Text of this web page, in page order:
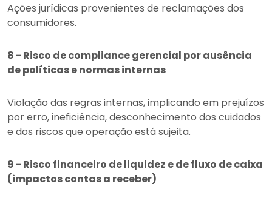
Ações jurídicas provenientes de reclamações dos
consumidores.
8 - Risco de compliance gerencial por ausência
de políticas e normas internas
Violação das regras internas, implicando em prejuízos
por erro, ineficiência, desconhecimento dos cuidados
e dos riscos que operação está sujeita.
9 - Risco financeiro de liquidez e de fluxo de caixa
(impactos contas a receber)